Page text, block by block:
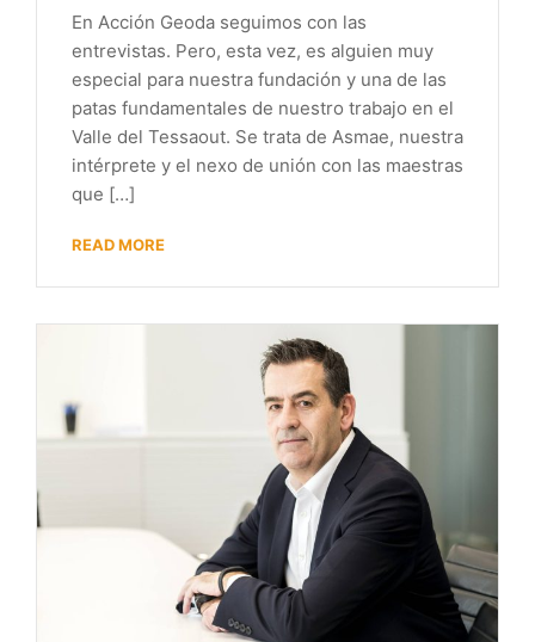
En Acción Geoda seguimos con las
entrevistas. Pero, esta vez, es alguien muy
especial para nuestra fundación y una de las
patas fundamentales de nuestro trabajo en el
Valle del Tessaout. Se trata de Asmae, nuestra
intérprete y el nexo de unión con las maestras
que […]
READ MORE